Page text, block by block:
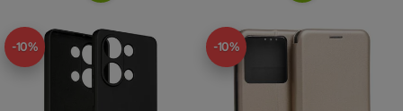
-10% -10%